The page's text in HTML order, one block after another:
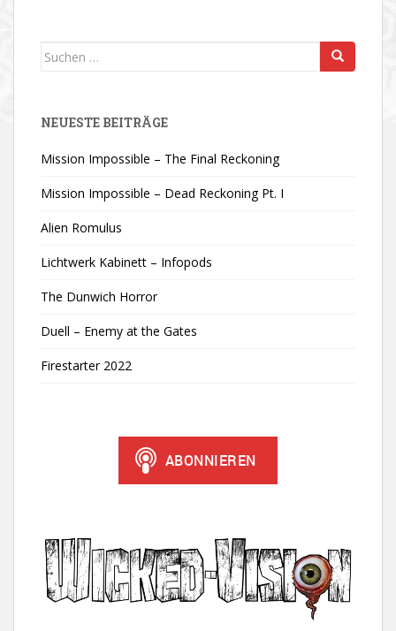
Suchen
NEUESTE BEITRÄGE
Mission Impossible – The Final Reckoning
Mission Impossible – Dead Reckoning Pt. I
Alien Romulus
Lichtwerk Kabinett – Infopods
The Dunwich Horror
Duell – Enemy at the Gates
Firestarter 2022